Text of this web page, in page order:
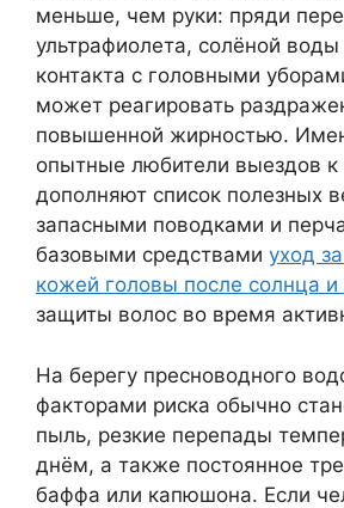
меньше, чем руки: пряди
ультрафиолета, солёной воды
контакта с головными
может реагировать
повышенной жирностью.
опытные любители выездов
дополняют список полезных
запасными поводками и
базовыми средствами уход
кожей головы после солнца
защиты волос во время
На берегу пресноводного
факторами риска обычно
пыль, резкие перепады
днём, а также постоянное
баффа или капюшона. Если